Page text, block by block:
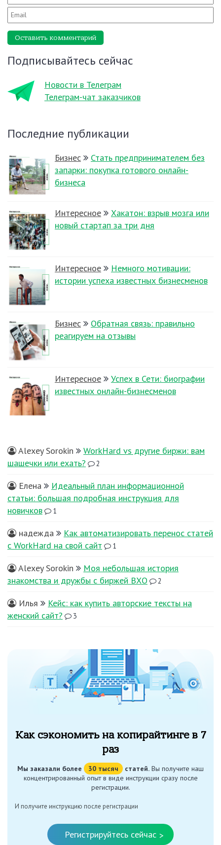
Оставить комментарий
Подписывайтесь сейчас
Новости в Телеграм
Телеграм-чат заказчиков
Последние публикации
Бизнес
Стать предпринимателем без
запарки: покупка готового онлайн-
бизнеса
Интересное
Хакатон: взрыв мозга или
новый стартап за три дня
Интересное
Немного мотивации:
истории успеха известных бизнесменов
Бизнес
Обратная связь: правильно
реагируем на отзывы
Интересное
Успех в Сети: биографии
известных онлайн-бизнесменов
Alexey Sorokin
WorkHard vs другие биржи: вам
шашечки или ехать?
2
Елена
Идеальный план информационной
статьи: большая подробная инструкция для
новичков
1
надежда
Как автоматизировать перенос статей
с WorkHard на свой сайт
1
Alexey Sorokin
Моя небольшая история
знакомства и дружбы с биржей ВХО
2
Илья
Кейс: как купить авторские тексты на
женский сайт?
3
Как сэкономить на копирайтинге в 7
раз
Мы заказали более 30 тысяч статей. Вы получите наш
концентрированный опыт в виде инструкции сразу после
регистрации.
И получите инструкцию после регистрации
Регистрируйтесь сейчас >